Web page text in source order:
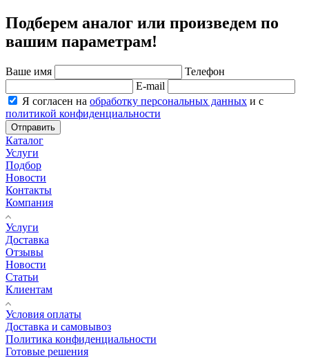
Подберем аналог или произведем по
вашим параметрам!
Ваше имя
Телефон
E-mail
Я согласен на обработку персональных данных и с
политикой конфиденциальности
Отправить
Каталог
Услуги
Подбор
Новости
Контакты
Компания
Услуги
Доставка
Отзывы
Новости
Статьи
Клиентам
Условия оплаты
Доставка и самовывоз
Политика конфиденциальности
Готовые решения